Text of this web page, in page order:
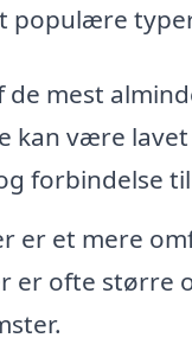
populære
mest
kan være
forbindelse
er et mere
er ofte større